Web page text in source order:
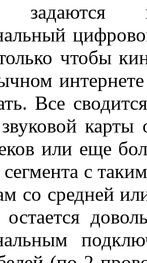
задаются
чтобы
Все
или еще
с
со средней